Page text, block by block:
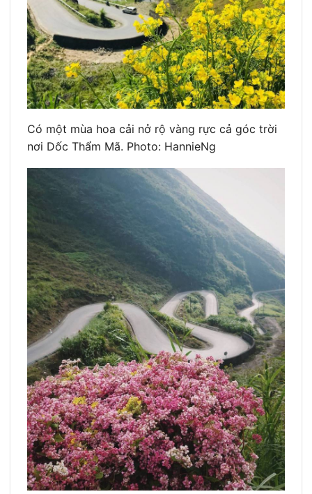
Có một mùa hoa cải nở rộ vàng rực cả góc trời
nơi Dốc Thẩm Mã. Photo: HannieNg